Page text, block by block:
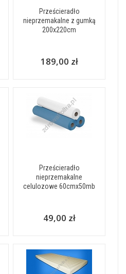
Prześcieradło
nieprzemakalne z gumką
200x220cm
189,00 zł
Prześcieradło
nieprzemakalne
celulozowe 60cmx50mb
49,00 zł